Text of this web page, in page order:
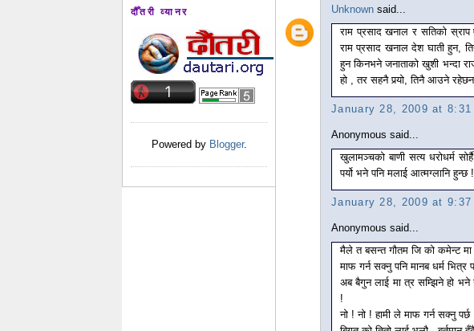
दौँतरी व्यानर
Powered by Blogger.
Unknown said...
राम प्रसाद खनाल र सतिको स्राप
राम प्रसाद खनाल देश घाती हुन,
हुन किनभने जनाताको खुशी भन्दा
हो , तर सहनै पर्‍यो, तिनै आउने
January 28, 2009 at 8:31
Anonymous said...
खुलामञ्चको बाणी सत्य धरोधर्म
पर्यो भने पनि मलाई आत्मग्लानि हुन्छ !
January 28, 2009 at 9:37
Anonymous said...
मैले त बसन्त गौतम जि को कमेन्ट मा
माफ गर्न सक्नु पनि मानब धर्म भित्र
अब बैगुन लाई मा त्र सम्झिने हो भने
!
नो ! नो ! हामी ले माफ गर्न सक्नु पर्छ